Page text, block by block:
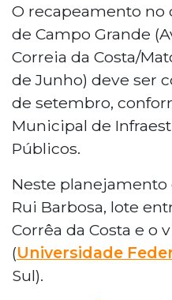
O recapeamento no
de Campo Grande
Correia da Costa/
de Junho) deve ser
de setembro,
Municipal de
Públicos.
Neste planejamento
Rui Barbosa, lote
Corrêa da Costa e o
(Universidade
Sul).